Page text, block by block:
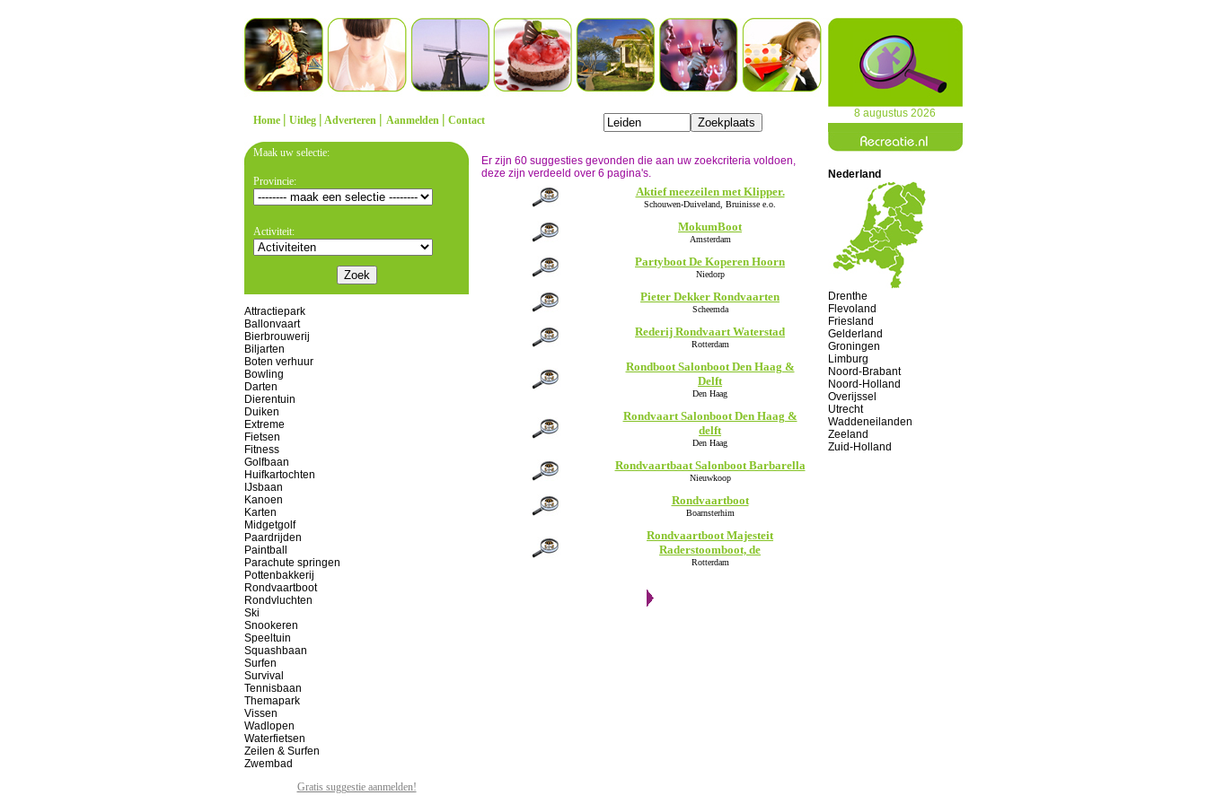
Home | Uitleg | Adverteren | Aanmelden | Contact
8 augustus 2026
Maak uw selectie:
Provincie:
Activiteit:
Attractiepark
Ballonvaart
Bierbrouwerij
Biljarten
Boten verhuur
Bowling
Darten
Dierentuin
Duiken
Extreme
Fietsen
Fitness
Golfbaan
Huifkartochten
IJsbaan
Kanoen
Karten
Midgetgolf
Paardrijden
Paintball
Parachute springen
Pottenbakkerij
Rondvaartboot
Rondvluchten
Ski
Snookeren
Speeltuin
Squashbaan
Surfen
Survival
Tennisbaan
Themapark
Vissen
Wadlopen
Waterfietsen
Zeilen & Surfen
Zwembad
Gratis suggestie aanmelden!
Er zijn 60 suggesties gevonden die aan uw zoekcriteria voldoen,
deze zijn verdeeld over 6 pagina's.
Aktief meezeilen met Klipper.
Schouwen-Duiveland, Bruinisse e.o.
MokumBoot
Amsterdam
Partyboot De Koperen Hoorn
Niedorp
Pieter Dekker Rondvaarten
Scheemda
Rederij Rondvaart Waterstad
Rotterdam
Rondboot Salonboot Den Haag &
Delft
Den Haag
Rondvaart Salonboot Den Haag &
delft
Den Haag
Rondvaartbaat Salonboot Barbarella
Nieuwkoop
Rondvaartboot
Boarnsterhim
Rondvaartboot Majesteit
Raderstoomboot, de
Rotterdam
Nederland
Drenthe
Flevoland
Friesland
Gelderland
Groningen
Limburg
Noord-Brabant
Noord-Holland
Overijssel
Utrecht
Waddeneilanden
Zeeland
Zuid-Holland